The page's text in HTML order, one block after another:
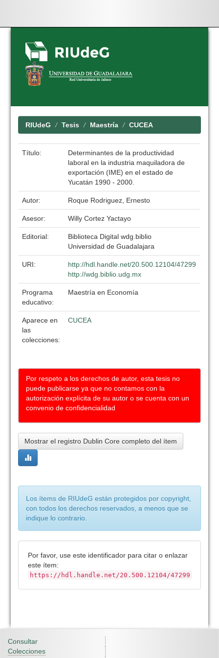
Skip
navigation
RIUdeG Tesis Maestría CUCEA
Título:
Determinantes de la productividad
laboral en la industria maquiladora de
exportación (IME) en el estado de
Yucatán 1990 - 2000.
Autor: Roque Rodriguez, Ernesto
Asesor: Willy Cortez Yactayo
Editorial:
Biblioteca Digital wdg.biblio
Universidad de Guadalajara
URI:
http://hdl.handle.net/20.500.12104/47299
http://wdg.biblio.udg.mx
Programa
educativo:
Maestría en Economía
Aparece en
las
colecciones:
CUCEA
Por respeto a los derechos de autor, esta tesis no
puede publicarse ya que no contamos con la
autorización explícita de su autor o se cuenta con un
convenio de confidencialidad
Mostrar el registro Dublin Core completo del ítem
Los ítems de RIUdeG están protegidos por copyright,
con todos los derechos reservados, a menos que se
indique lo contrario.
Por favor, use este identificador para citar o enlazar
este ítem:
https://hdl.handle.net/20.500.12104/47299
Consultar
Colecciones